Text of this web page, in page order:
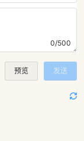
0/500
预览 发送